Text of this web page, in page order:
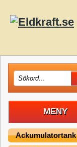
MENY
Ackumulatortank